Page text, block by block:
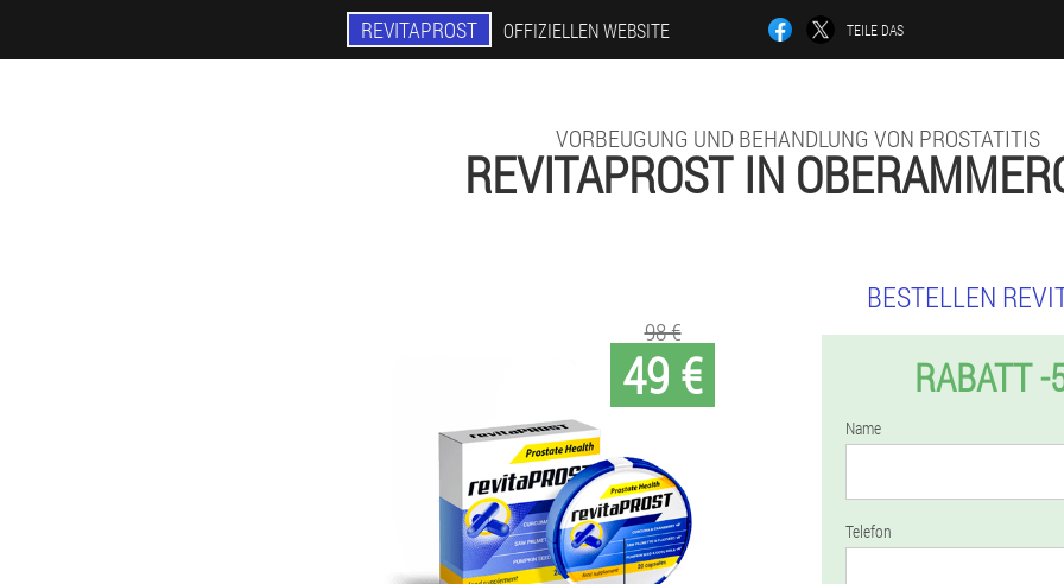
REVITAPROST OFFIZIELLEN WEBSITE TEILE DAS
VORBEUGUNG UND BEHANDLUNG VON PROSTATITIS
REVITAPROST IN
49 €
98 €
BESTELLEN
RABATT -
Name
Telefon